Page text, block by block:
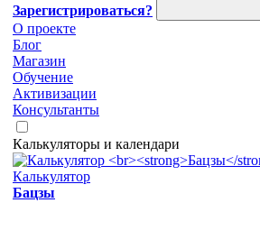
Зарегистрироваться?
О проекте
Блог
Магазин
Обучение
Активизации
Консультанты
Калькуляторы и календари
Калькулятор
Бацзы